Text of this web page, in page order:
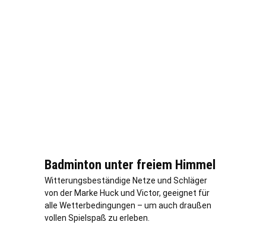
Badminton unter freiem Himmel
Witterungsbeständige Netze und Schläger
von der Marke Huck und Victor, geeignet für
alle Wetterbedingungen – um auch draußen
vollen Spielspaß zu erleben.